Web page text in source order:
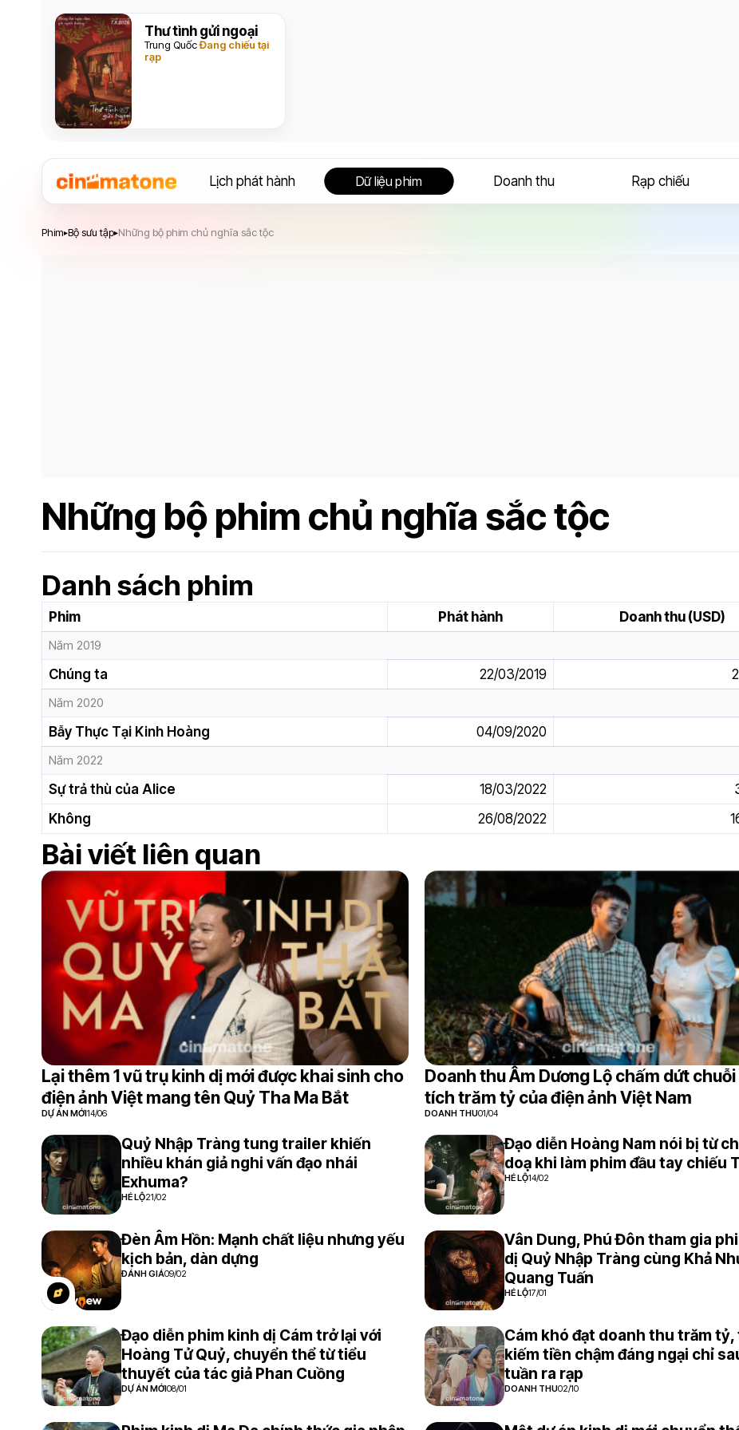
Thư tình gửi ngoại
Trung QuốcĐang chiếu tại
rạp
Lịch phát hành Dữ liệu phim Doanh thu Rạp chiếu
Phim▸Bộ sưu tập▸Những bộ phim chủ nghĩa sắc tộc
Những bộ phim chủ nghĩa sắc tộc
Danh sách phim
Phim Phát hành Doanh thu (USD)
Năm 2019
Chúng ta 22/03/2019
Năm 2020
Bẫy Thực Tại Kinh Hoàng 04/09/2020
Năm 2022
Sự trả thù của Alice 18/03/2022
Không
26/08/2022
Bài viết liên quan
Lại thêm 1 vũ trụ kinh dị mới được khai sinh cho
điện ảnh Việt mang tên Quỷ Tha Ma Bắt
DỰ ÁN MỚI14/06
Doanh thu Âm Dương Lộ chấm dứt
tích trăm tỷ của điện ảnh Việt Nam
DOANH THU01/04
Quỷ Nhập Tràng tung trailer khiến
nhiều khán giả nghi vấn đạo nhái
Exhuma?
HÉ LỘ21/02
Đạo diễn Hoàng Nam nói bị từ
doạ khi làm phim đầu tay chiếu
HÉ LỘ14/02
Đèn Âm Hồn: Mạnh chất liệu nhưng yếu
kịch bản, dàn dựng
ĐÁNH GIÁ09/02
Vân Dung, Phú Đôn tham gia
dị Quỷ Nhập Tràng cùng Khả
Quang Tuấn
HÉ LỘ17/01
Đạo diễn phim kinh dị Cám trở lại với
Hoàng Tử Quỷ, chuyển thể từ tiểu
thuyết của tác giả Phan Cuồng
DỰ ÁN MỚI08/01
Cám khó đạt doanh thu trăm tỷ,
kiếm tiền chậm đáng ngại chỉ
tuần ra rạp
DOANH THU02/10